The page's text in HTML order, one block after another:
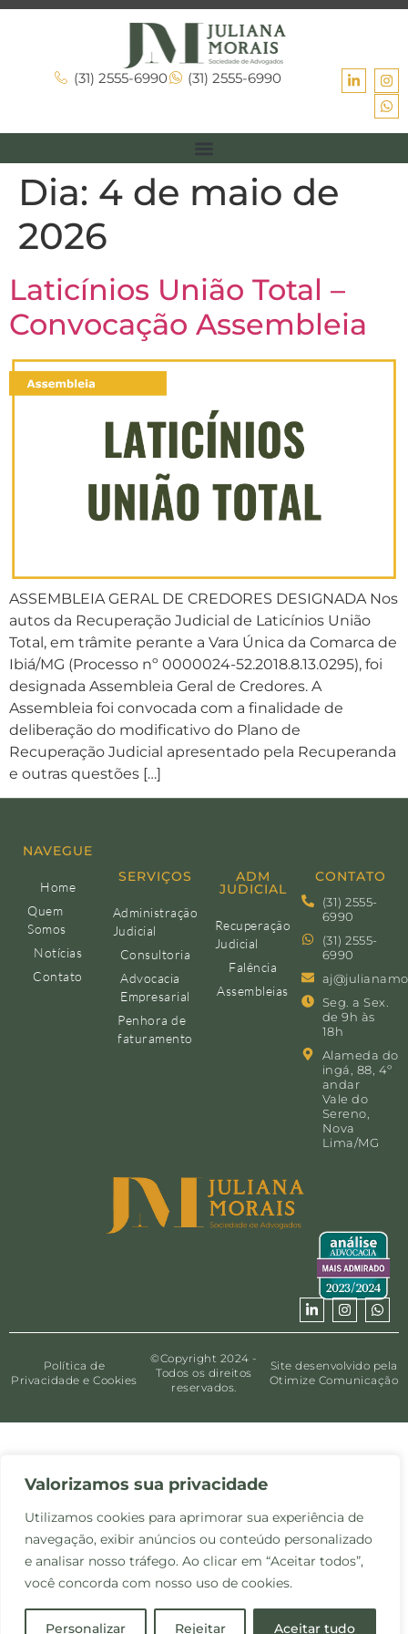
Valorizamos sua privacidade
Utilizamos cookies para aprimorar sua experiência de
navegação, exibir anúncios ou conteúdo personalizado
e analisar nosso tráfego. Ao clicar em “Aceitar todos”,
você concorda com nosso uso de cookies.
Personalizar Rejeitar Aceitar tudo
(31) 2555-6990 (31) 2555-6990
Dia: 4 de maio de
2026
Laticínios União Total –
Convocação Assembleia
ASSEMBLEIA GERAL DE CREDORES DESIGNADA Nos
autos da Recuperação Judicial de Laticínios União
Total, em trâmite perante a Vara Única da Comarca de
Ibiá/MG (Processo nº 0000024-52.2018.8.13.0295), foi
designada Assembleia Geral de Credores. A
Assembleia foi convocada com a finalidade de
deliberação do modificativo do Plano de
Recuperação Judicial apresentado pela Recuperanda
e outras questões […]
NAVEGUE
Home
Quem
Somos
Notícias
Contato
SERVIÇOS
Administração
Judicial
Consultoria
Advocacia
Empresarial
Penhora de
faturamento
ADM
JUDICIAL
Recuperação
Judicial
Falência
Assembleias
CONTATO
(31) 2555-
6990
(31) 2555-
6990
Seg. a Sex.
de 9h às
18h
Alameda do
ingá, 88, 4º
andar
Vale do
Sereno,
Nova
Lima/MG
Política de
Privacidade e Cookies
©Copyright 2024 -
Todos os direitos
reservados.
Site desenvolvido pela
Otimize Comunicação